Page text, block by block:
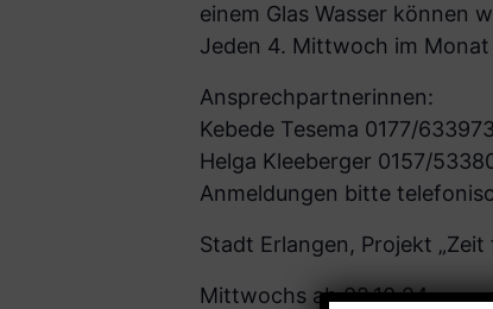
einem Glas Wasser können
Jeden 4. Mittwoch im
Ansprechpartnerinnen:
Kebede Tesema 0177/
Helga Kleeberger 0157/
Anmeldungen bitte
Stadt Erlangen, Projekt
Mittwochs ab 02.10.24